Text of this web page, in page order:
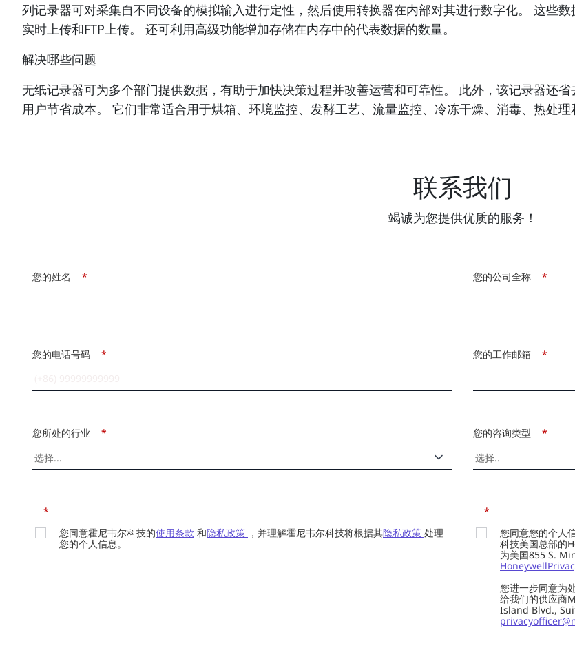
列记录器可对采集自不同设备的模拟输入进行定性，然后使用转换器在内部对其进行数字化。 这些
实时上传和FTP上传。 还可利用高级功能增加存储在内存中的代表数据的数量。
解决哪些问题
无纸记录器可为多个部门提供数据，有助于加快决策过程并改善运营和可靠性。 此外，该记录器还
用户节省成本。 它们非常适合用于烘箱、环境监控、发酵工艺、流量监控、冷冻干燥、消毒、热处理
联系我们
竭诚为您提供优质的服务！
*
您的姓名 *
您的公司全称
*
您的电话号码 *
您的工作邮箱
*
您所处的行业 *
您的咨询类型
*
您同意霍尼韦尔科技的使用条款 和隐私政策 ，并理解霍尼韦尔科技将根据其隐私政策 处理
您的个人信息。
*
您同意您的个人
科技美国总部
为美国855 S.
您进一步同意为
给我们的供应商
Island Blvd.,